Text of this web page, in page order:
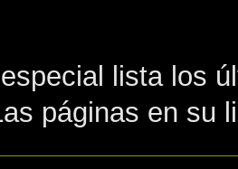
lista los
páginas en su